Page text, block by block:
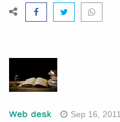
Web desk Sep 16, 2011